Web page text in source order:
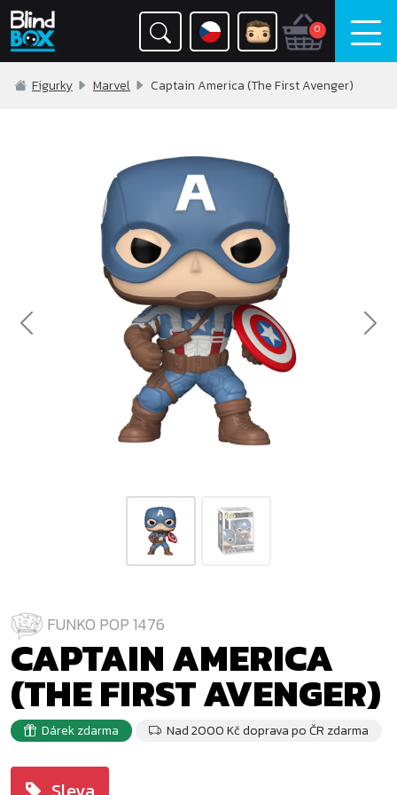
0
Figurky Marvel Captain America (The First Avenger)
Previous
FUNKO POP 1476
CAPTAIN AMERICA
(THE FIRST AVENGER)
Dárek zdarma Nad 2000 Kč doprava po ČR zdarma